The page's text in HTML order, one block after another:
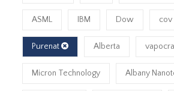
ASML IBM Dow cov
Purenat Alberta
Micron Technology Albany